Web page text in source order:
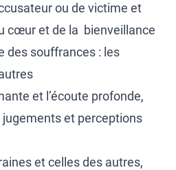
ou de victime et
cœur et de la bienveillance
des souffrances : les
et l’écoute profonde,
et perceptions
et celles des autres,